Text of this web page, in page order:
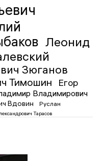
Леонид
Зюганов
Тимошин
Егор
Владимирович
Вдовин
Руслан
Тарасов